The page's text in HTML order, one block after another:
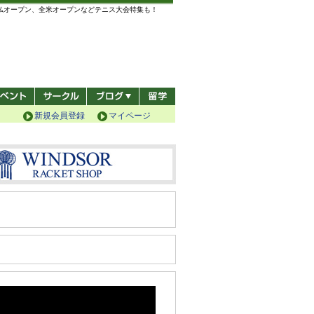
ープン、全米オープンなどテニス大会特集も！
マイページ
新規会員登録